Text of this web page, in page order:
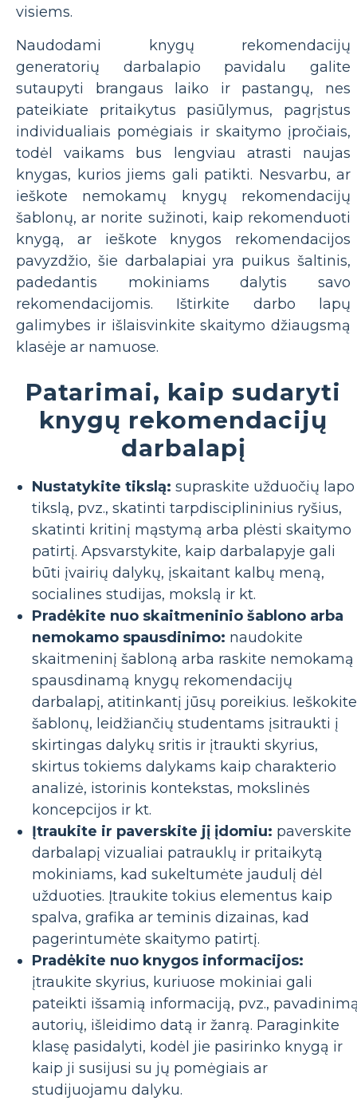
visiems.
Naudodami knygų rekomendacijų
generatorių darbalapio pavidalu galite
sutaupyti brangaus laiko ir pastangų, nes
pateikiate pritaikytus pasiūlymus, pagrįstus
individualiais pomėgiais ir skaitymo įpročiais,
todėl vaikams bus lengviau atrasti naujas
knygas, kurios jiems gali patikti. Nesvarbu, ar
ieškote nemokamų knygų rekomendacijų
šablonų, ar norite sužinoti, kaip rekomenduoti
knygą, ar ieškote knygos rekomendacijos
pavyzdžio, šie darbalapiai yra puikus šaltinis,
padedantis mokiniams dalytis savo
rekomendacijomis. Ištirkite darbo lapų
galimybes ir išlaisvinkite skaitymo džiaugsmą
klasėje ar namuose.
Patarimai, kaip sudaryti
knygų rekomendacijų
darbalapį
Nustatykite tikslą: supraskite užduočių lapo
tikslą, pvz., skatinti tarpdisciplininius ryšius,
skatinti kritinį mąstymą arba plėsti skaitymo
patirtį. Apsvarstykite, kaip darbalapyje gali
būti įvairių dalykų, įskaitant kalbų meną,
socialines studijas, mokslą ir kt.
Pradėkite nuo skaitmeninio šablono arba
nemokamo spausdinimo: naudokite
skaitmeninį šabloną arba raskite nemokamą
spausdinamą knygų rekomendacijų
darbalapį, atitinkantį jūsų poreikius. Ieškokite
šablonų, leidžiančių studentams įsitraukti į
skirtingas dalykų sritis ir įtraukti skyrius,
skirtus tokiems dalykams kaip charakterio
analizė, istorinis kontekstas, mokslinės
koncepcijos ir kt.
Įtraukite ir paverskite jį įdomiu: paverskite
darbalapį vizualiai patrauklų ir pritaikytą
mokiniams, kad sukeltumėte jaudulį dėl
užduoties. Įtraukite tokius elementus kaip
spalva, grafika ar teminis dizainas, kad
pagerintumėte skaitymo patirtį.
Pradėkite nuo knygos informacijos:
įtraukite skyrius, kuriuose mokiniai gali
pateikti išsamią informaciją, pvz.,
autorių, išleidimo datą ir žanrą. Paraginkite
klasę pasidalyti, kodėl jie pasirinko knygą ir
kaip ji susijusi su jų pomėgiais ar
studijuojamu dalyku.